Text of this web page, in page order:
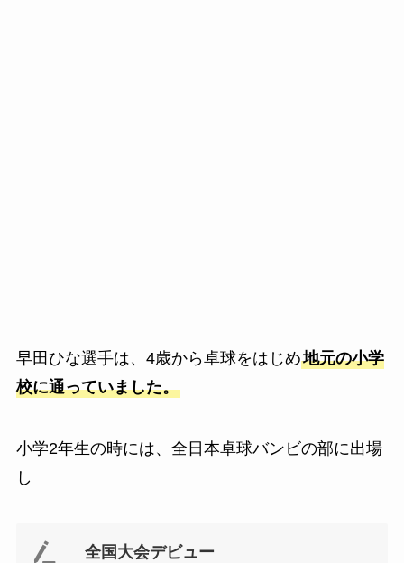
早田ひな選手は、4歳から卓球をはじめ地元の小学
校に通っていました。
小学2年生の時には、全日本卓球バンビの部に出場
し
全国大会デビュー